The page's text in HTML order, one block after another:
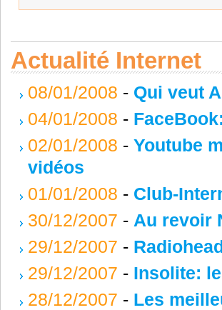
Actualité Internet
08/01/2008 - Qui veut
04/01/2008 -
02/01/2008 - Youtube
vidéos
01/01/2008 - Club-
30/12/2007 - Au revoir
29/12/2007 -
29/12/2007 - Insolite:
28/12/2007 - Les